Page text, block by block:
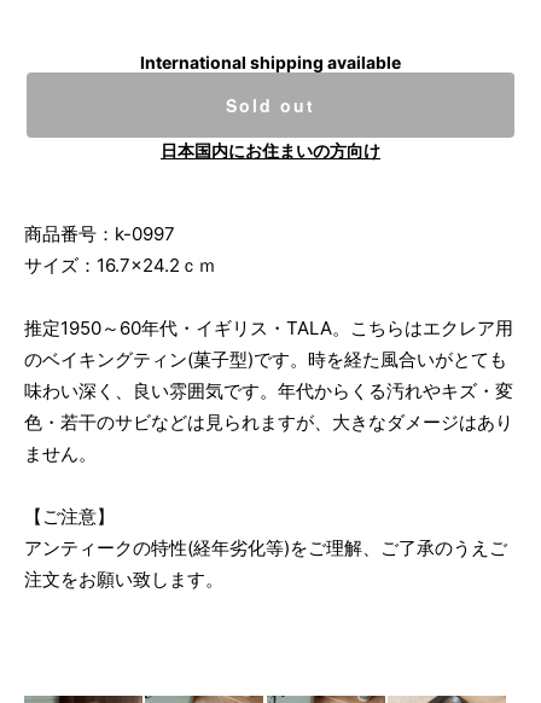
International shipping available
Sold out
日本国内にお住まいの方向け
商品番号：k-0997
サイズ：16.7×24.2ｃｍ
推定1950～60年代・イギリス・TALA。こちらはエクレア用
のベイキングティン(菓子型)です。時を経た風合いがとても
味わい深く、良い雰囲気です。年代からくる汚れやキズ・変
色・若干のサビなどは見られますが、大きなダメージはあり
ません。
【ご注意】
アンティークの特性(経年劣化等)をご理解、ご了承のうえご
注文をお願い致します。